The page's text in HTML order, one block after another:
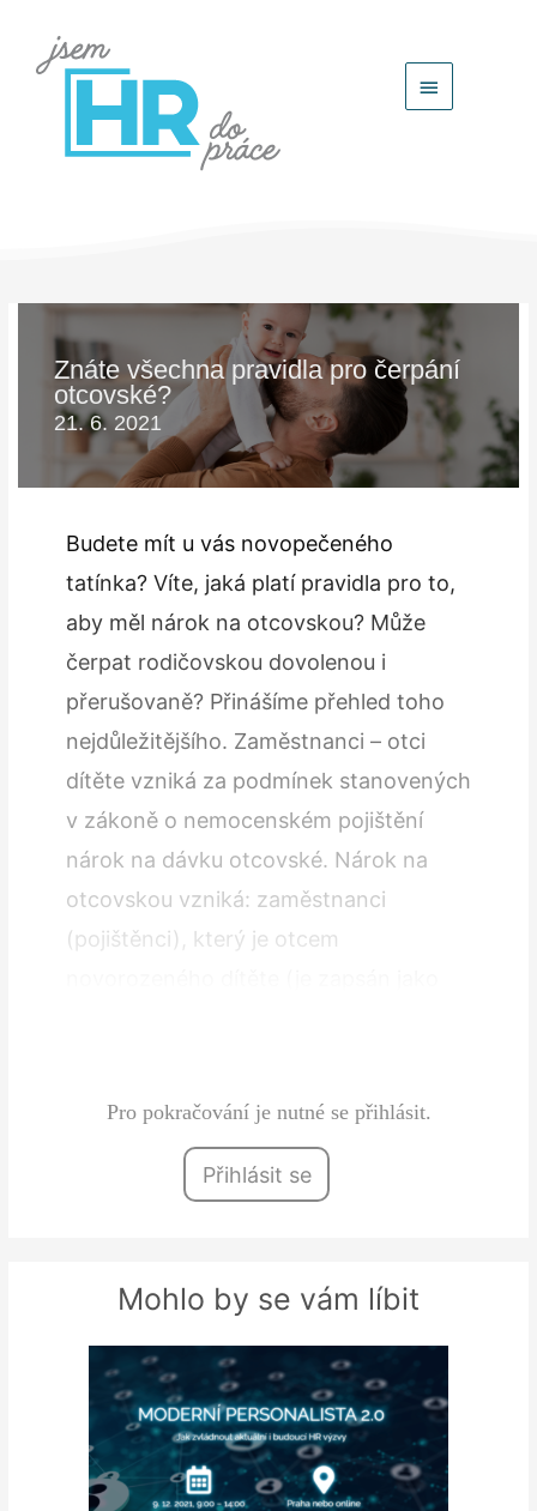
Hlavní
Znáte všechna pravidla pro čerpání
otcovské?
21. 6. 2021
Budete mít u vás novopečeného
tatínka? Víte, jaká platí pravidla pro to,
aby měl nárok na otcovskou? Může
čerpat rodičovskou dovolenou i
přerušovaně? Přinášíme přehled toho
nejdůležitějšího. Zaměstnanci – otci
dítěte vzniká za podmínek stanovených
v zákoně o nemocenském pojištění
nárok na dávku otcovské. Nárok na
otcovskou vzniká: zaměstnanci
(pojištěnci), který je otcem
Pro pokračování je nutné se přihlásit.
Přihlásit se
Mohlo by se vám líbit